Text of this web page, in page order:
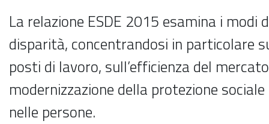
La relazione ESDE 2015 esamina i
disparità, concentrandosi in particolare
posti di lavoro, sull’efficienza del
modernizzazione della protezione
nelle persone.